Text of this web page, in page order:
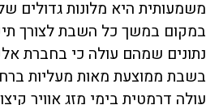
משמעותית היא מלונות גדולים
במקום במשך כל השבת לצורך
נתונים שמהם עולה כי בחברת
בשבת ממוצעת מאות מעליות
עולה דרמטית בימי מזג אוויר